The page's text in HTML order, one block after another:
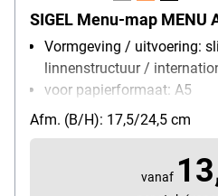
SIGEL Menu-map MENU
Vormgeving / uitvoering:
linnenstructuur /
voor papierformaat: A5
Bijzonderheden: met
Materiaal: Polyurethan /
Afm. (B/H): 17,5/24,5 cm
vanaf